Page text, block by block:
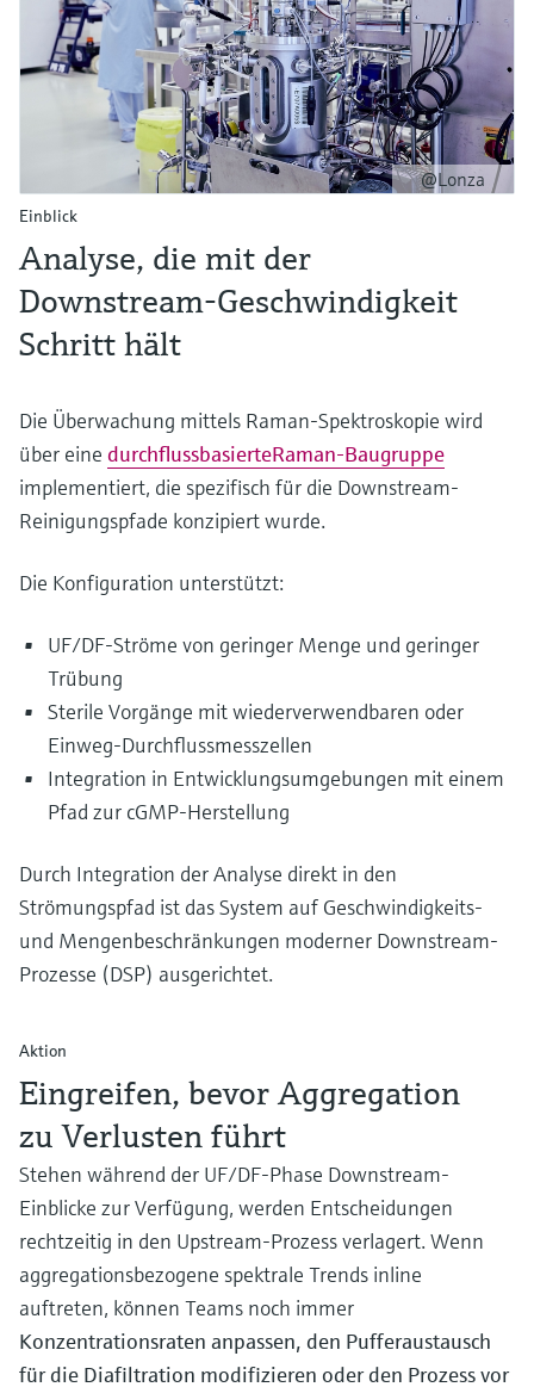
@Lonza
Einblick
Analyse, die mit der
Downstream-Geschwindigkeit
Schritt hält
Die Überwachung mittels Raman-Spektroskopie wird
über eine durchflussbasierteRaman-Baugruppe
implementiert, die spezifisch für die Downstream-
Reinigungspfade konzipiert wurde.
Die Konfiguration unterstützt:
UF/DF-Ströme von geringer Menge und geringer
Trübung
Sterile Vorgänge mit wiederverwendbaren oder
Einweg-Durchflussmesszellen
Integration in Entwicklungsumgebungen mit einem
Pfad zur cGMP-Herstellung
Durch Integration der Analyse direkt in den
Strömungspfad ist das System auf Geschwindigkeits-
und Mengenbeschränkungen moderner Downstream-
Prozesse (DSP) ausgerichtet.
Aktion
Eingreifen, bevor Aggregation
zu Verlusten führt
Stehen während der UF/DF-Phase Downstream-
Einblicke zur Verfügung, werden Entscheidungen
rechtzeitig in den Upstream-Prozess verlagert. Wenn
aggregationsbezogene spektrale Trends inline
auftreten, können Teams noch immer
Konzentrationsraten anpassen, den Pufferaustausch
für die Diafiltration modifizieren oder den Prozess vor